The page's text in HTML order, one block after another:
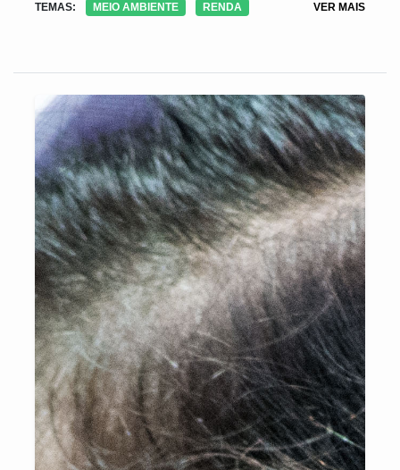
desenvolvimento do município e áreas do entorno, c/ a capacitação
Cooperação que integrou e promoveu intercâmbios de
internacionais e nacio
TEMAS: MEIO AMBIENTE RENDA VER MAIS